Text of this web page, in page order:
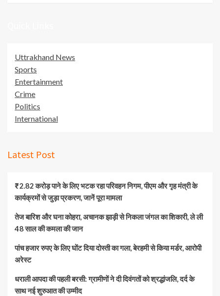
Uttrakhand News
Sports
Entertainment
Crime
Politics
International
Latest Post
₹2.82 करोड़ पाने के लिए भटक रहा परिवहन निगम, पीएम और गृह मंत्री के
कार्यक्रमों से जुड़ा प्रकरण, जानें पूरा मामला
तेज बारिश और घना कोहरा, अचानक झाड़ी से निकला जंगल का शिकारी, ले ली
48 साल की कमला की जान
पांच हजार रुपए के लिए घोंट दिया दोस्ती का गला, बेरहमी से किया मर्डर, आरोपी
अरेस्ट
धराली आपदा की पहली बरसी: ग्रामीणों ने दी दिवंगतों को श्रद्धांजलि, दर्द के
साथ नई शुरुआत की उम्मीद